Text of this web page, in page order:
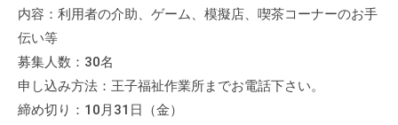
内容：利用者の介助、ゲーム、模擬店、喫茶コーナーのお手
伝い等
募集人数：30名
申し込み方法：王子福祉作業所までお電話下さい。
締め切り：10月31日（金）